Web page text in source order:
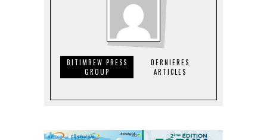
BITIMREW PRESS
GROUP
DERNIERES
ARTICLES